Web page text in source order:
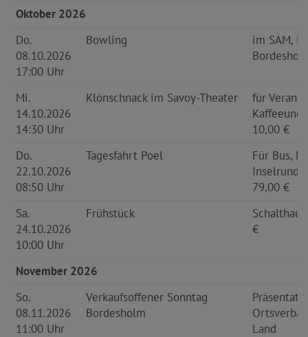
Oktober 2026
Do.
08.10.2026
17:00 Uhr
Bowling
im SAM,
Mi.
14.10.2026
14:30 Uhr
Klönschnack im Savoy-Theater
für
Kaffeeund
10,00 €
Do.
22.10.2026
08:50 Uhr
Tagesfahrt Poel
Für Bus,
79,00 €
Sa.
24.10.2026
10:00 Uhr
Frühstück
€
November 2026
So.
08.11.2026
11:00 Uhr
Verkaufsoffener Sonntag
Bordesholm
Land